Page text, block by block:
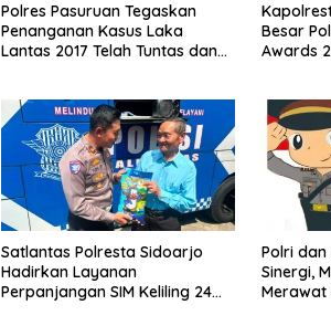
Polres Pasuruan Tegaskan
Penanganan Kasus Laka
Lantas 2017 Telah Tuntas dan
Besar
Awards
Satlantas Polresta Sidoarjo
Hadirkan Layanan
Perpanjangan SIM Keliling 24
Polri dan
Sinergi,
Merawat